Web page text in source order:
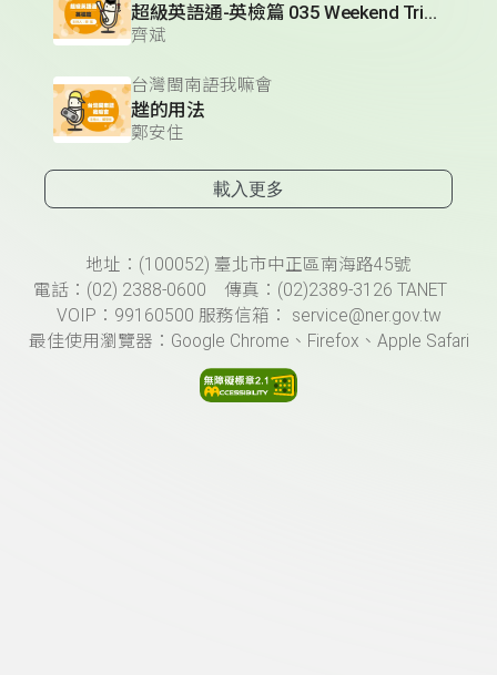
超級英語通-英檢篇 035 Weekend Trip- 週末旅遊
齊斌
台灣閩南語我嘛會
趖的用法
鄭安住
載入更多
頁尾資訊地址：(100052) 臺北市中正區南海路45號
電話：(02) 2388-0600 傳真：(02)2389-3126 TANET
VOIP：99160500 服務信箱： service@ner.gov.tw
最佳使用瀏覽器：Google Chrome、Firefox、Apple Safari